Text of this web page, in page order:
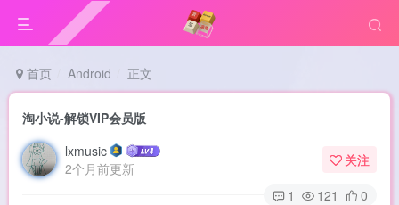
首页 Android 正文
淘小说-解锁VIP会员版
lxmusic
2个月前更新
关注
1
121 0